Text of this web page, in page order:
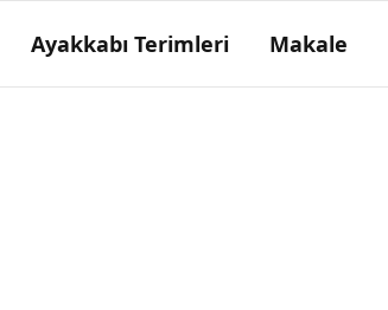
Ayakkabı Terimleri Makale